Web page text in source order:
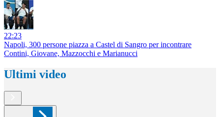
22:23
Napoli, 300 persone piazza a Castel di Sangro per incontrare
Contini, Giovane, Mazzocchi e Marianucci
Ultimi video